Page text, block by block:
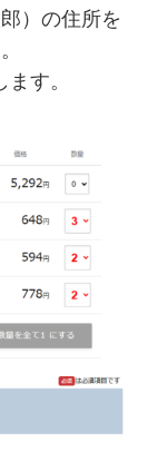
）の住所を
す。